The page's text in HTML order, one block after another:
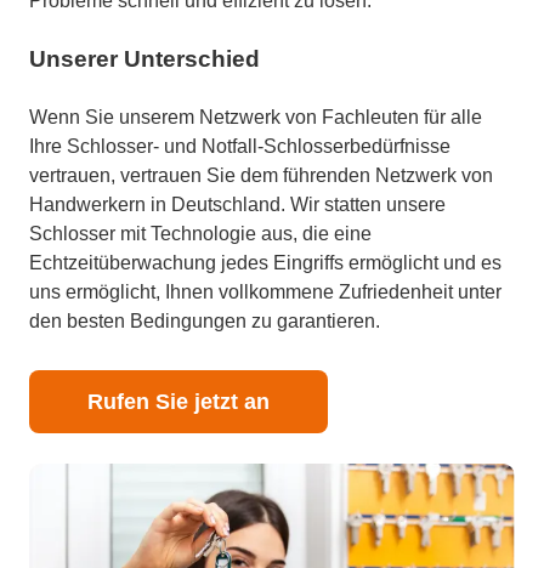
Unserer Unterschied
Wenn Sie unserem Netzwerk von Fachleuten für alle
Ihre Schlosser- und Notfall-Schlosserbedürfnisse
vertrauen, vertrauen Sie dem führenden Netzwerk von
Handwerkern in Deutschland. Wir statten unsere
Schlosser mit Technologie aus, die eine
Echtzeitüberwachung jedes Eingriffs ermöglicht und es
uns ermöglicht, Ihnen vollkommene Zufriedenheit unter
den besten Bedingungen zu garantieren.
Rufen Sie jetzt an